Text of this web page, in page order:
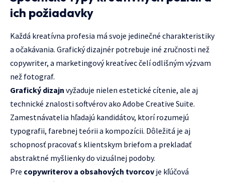
ich požiadavky
Každá kreatívna profesia má svoje jedinečné charakteristiky
a očakávania. Grafický dizajnér potrebuje iné zručnosti než
copywriter, a marketingový kreatívec čelí odlišným výzvam
než fotograf.
Grafický dizajn vyžaduje nielen estetické cítenie, ale aj
technické znalosti softvérov ako Adobe Creative Suite.
Zamestnávatelia hľadajú kandidátov, ktorí rozumejú
typografii, farebnej teórii a kompozícii. Dôležitá je aj
schopnosť pracovať s klientskym briefom a prekladať
abstraktné myšlienky do vizuálnej podoby.
Pre copywriterov a obsahových tvorcov je kľúčová